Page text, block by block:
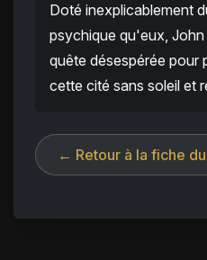
Doté inexplicablement
psychique qu'eux,
quête désespérée pour
cette cité sans soleil et
← Retour à la fiche